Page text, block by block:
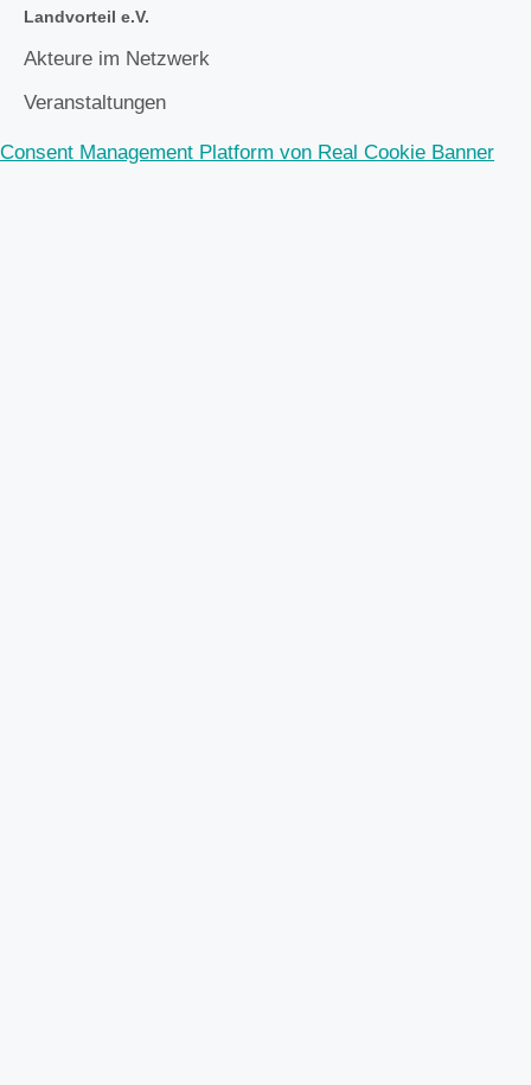
Landvorteil e.V.
Akteure im Netzwerk
Veranstaltungen
Consent Management Platform von Real Cookie Banner